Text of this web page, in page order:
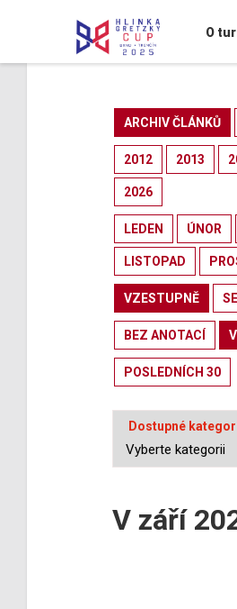
O
ARCHIV ČLÁNKŮ
2012 2013
2026
LEDEN ÚNOR
LISTOPAD
VZESTUPNĚ
BEZ ANOTACÍ
POSLEDNÍCH 30
Dostupné
V září